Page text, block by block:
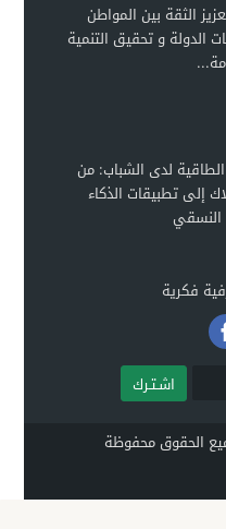
الثقة بين المواطن
الدولة و تحقيق التنمية
الطاقية لدى الشباب: من
إلى تطبيقات الذكاء
فكرية
اشـتـرك